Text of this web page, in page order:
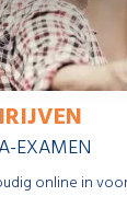
EXAMEN
online in